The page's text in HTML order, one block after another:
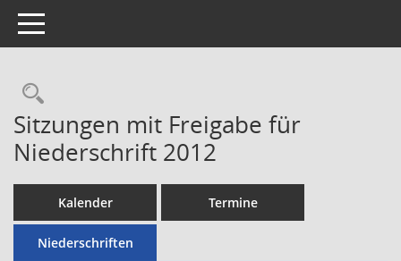
Toggle navigation
Rechercheauswahl
Sitzungen mit Freigabe für
Niederschrift 2012
Kalender Termine
Niederschriften